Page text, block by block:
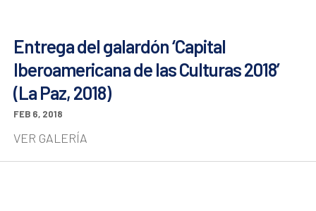
Entrega del galardón ‘Capital
Iberoamericana de las Culturas 2018’
(La Paz, 2018)
FEB 6, 2018
VER GALERÍA